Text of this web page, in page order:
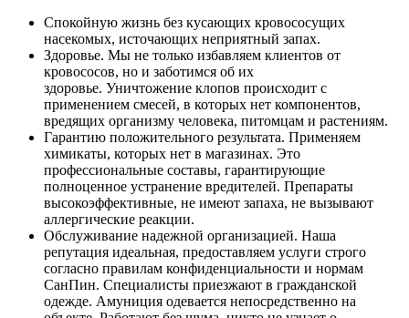
Спокойную жизнь без кусающих кровососущих
насекомых, источающих неприятный запах.
Здоровье. Мы не только избавляем клиентов от
кровососов, но и заботимся об их
здоровье. Уничтожение клопов происходит с
применением смесей, в которых нет компонентов,
вредящих организму человека, питомцам и растениям.
Гарантию положительного результата. Применяем
химикаты, которых нет в магазинах. Это
профессиональные составы, гарантирующие
полноценное устранение вредителей. Препараты
высокоэффективные, не имеют запаха, не вызывают
аллергические реакции.
Обслуживание надежной организацией. Наша
репутация идеальная, предоставляем услуги строго
согласно правилам конфиденциальности и нормам
СанПин. Специалисты приезжают в гражданской
одежде. Амуниция одевается непосредственно на